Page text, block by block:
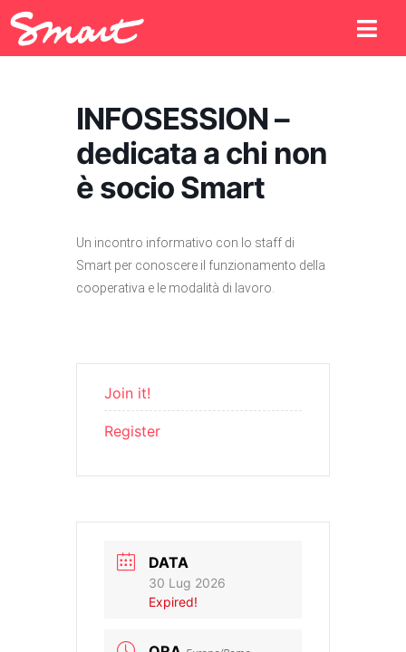
INFOSESSION –
dedicata a chi non
è socio Smart
Un incontro informativo con lo staff di
Smart per conoscere il funzionamento della
cooperativa e le modalità di lavoro.
Join it!
Register
DATA
30 Lug 2026
Expired!